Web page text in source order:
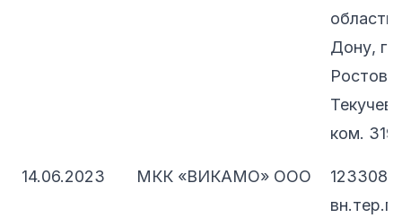
Дону,
Ростов-
ком. 319
14.06.2023 МКК «ВИКАМО» ООО
123308,
вн.тер.г.